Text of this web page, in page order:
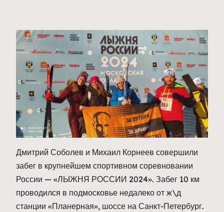
Дмитрий Соболев и Михаил Корнеев совершили
забег в крупнейшем спортивном соревновании
России — «ЛЫЖНЯ РОССИИ 2024». Забег 10 км
проводился в подмосковье недалеко от ж\д
станции «Планерная», шоссе на Санкт-Петербург.